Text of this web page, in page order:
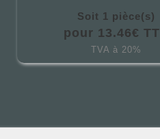
Soit 1 pièce(s)
pour 13.46€
TVA à 20%